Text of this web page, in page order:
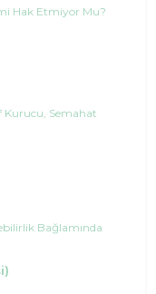
Hak Etmiyor Mu?
Kurucu, Semahat
Bağlamında